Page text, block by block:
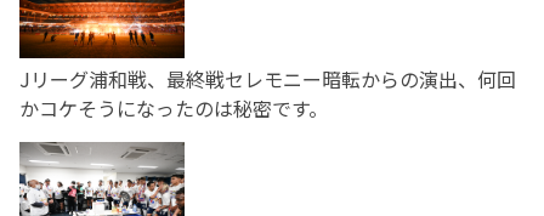
Jリーグ浦和戦、最終戦セレモニー暗転からの演出、何回
かコケそうになったのは秘密です。